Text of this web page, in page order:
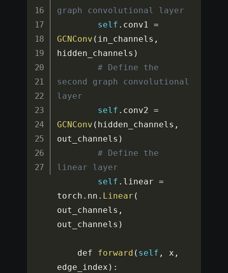
graph convolutional layer
self . conv1 =
GCNConv ( in_channels ,
hidden_channels )
# Define the
second graph convolutional
layer
self . conv2 =
GCNConv ( hidden_channels ,
out_channels )
# Define the
linear layer
self . linear =
torch . nn . Linear (
out_channels ,
out_channels )
    def
forward ( self , x ,
edge_index ) :